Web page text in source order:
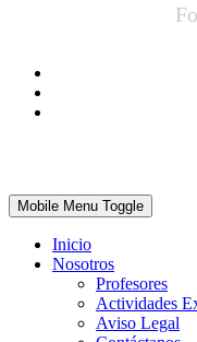
Mobile Menu Toggle
Inicio
Nosotros
Profesores
Actividades
Aviso Legal